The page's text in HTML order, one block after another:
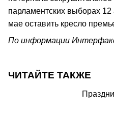
парламентских выборах
мае оставить кресло
По информации
ЧИТАЙТЕ ТАКЖЕ